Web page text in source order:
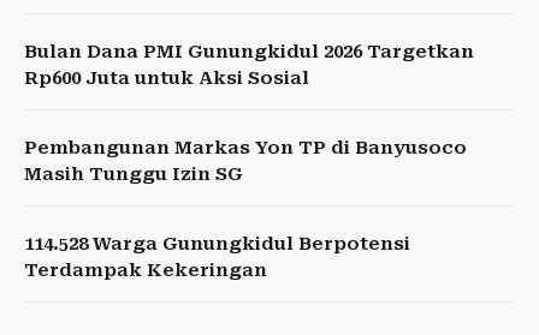
Bulan Dana PMI Gunungkidul 2026 Targetkan
Rp600 Juta untuk Aksi Sosial
Pembangunan Markas Yon TP di Banyusoco
Masih Tunggu Izin SG
114.528 Warga Gunungkidul Berpotensi
Terdampak Kekeringan